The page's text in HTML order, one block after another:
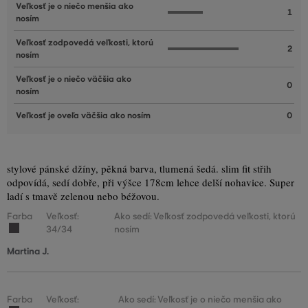
Veľkosť je o niečo menšia ako
nosím
1
Veľkosť zodpovedá veľkosti, ktorú
nosím
2
Veľkosť je o niečo väčšia ako
nosím
0
Veľkosť je oveľa väčšia ako nosím 0
stylové pánské džíny, pěkná barva, tlumená šedá. slim fit střih
odpovídá, sedí dobře, při výšce 178cm lehce delší nohavice. Super
ladí s tmavě zelenou nebo béžovou.
Farba
Veľkosť:
34/34
Ako sedí: Veľkosť zodpovedá veľkosti, ktorú
nosím
Martina J.
Farba
Veľkosť:
Ako sedí: Veľkosť je o niečo menšia ako